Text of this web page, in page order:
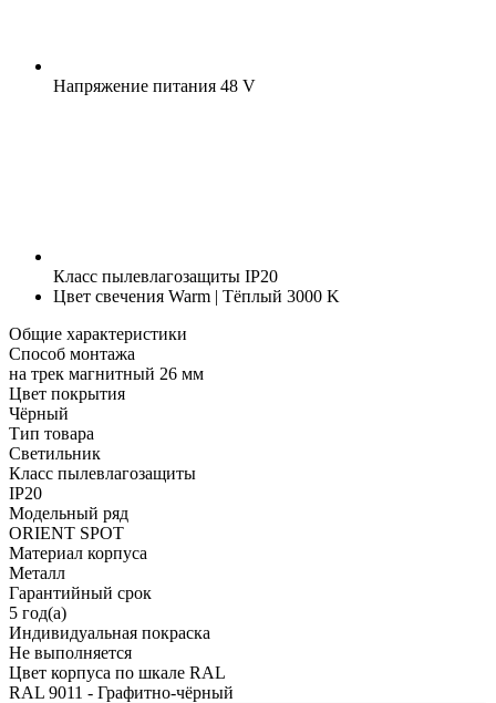
Напряжение питания 48 V
Класс пылевлагозащиты IP20
Цвет свечения Warm | Тёплый 3000 K
Общие характеристики
Способ монтажа
на трек магнитный 26 мм
Цвет покрытия
Чёрный
Тип товара
Светильник
Класс пылевлагозащиты
IP20
Модельный ряд
ORIENT SPOT
Материал корпуса
Металл
Гарантийный срок
5 год(а)
Индивидуальная покраска
Не выполняется
Цвет корпуса по шкале RAL
RAL 9011 - Графитно-чёрный